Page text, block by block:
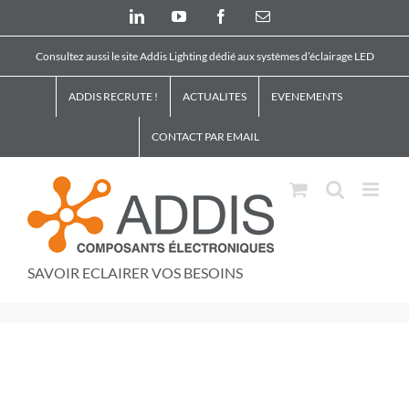
LinkedInYouTube FacebookEmail
Consultez aussi le site Addis Lighting dédié aux systèmes d’éclairage LED
ADDIS RECRUTE ! ACTUALITES EVENEMENTS
CONTACT PAR EMAIL
SAVOIR ECLAIRER VOS BESOINS